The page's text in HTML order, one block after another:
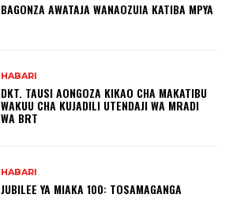
BAGONZA AWATAJA WANAOZUIA KATIBA MPYA
HABARI
DKT. TAUSI AONGOZA KIKAO CHA MAKATIBU
WAKUU CHA KUJADILI UTENDAJI WA MRADI
WA BRT
HABARI
JUBILEE YA MIAKA 100: TOSAMAGANGA